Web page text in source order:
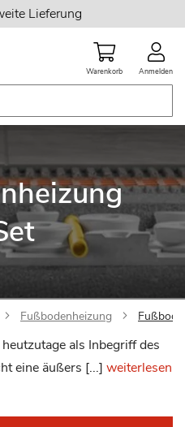
Lieferung
Warenkorb Anmelden
Fußbodenheizung
als Inbegriff des
eine äußers [...] weiterlesen